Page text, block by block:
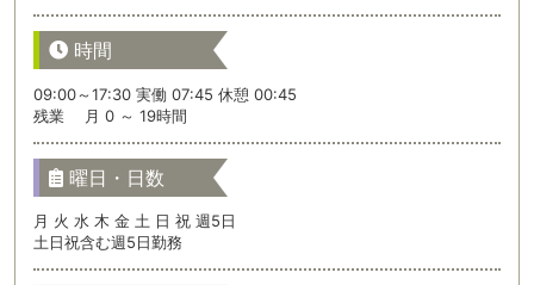
時間
09:00～17:30 実働 07:45 休憩 00:45
残業 月 0 ～ 19時間
曜日・日数
月 火 水 木 金 土 日 祝 週5日
土日祝含む週5日勤務